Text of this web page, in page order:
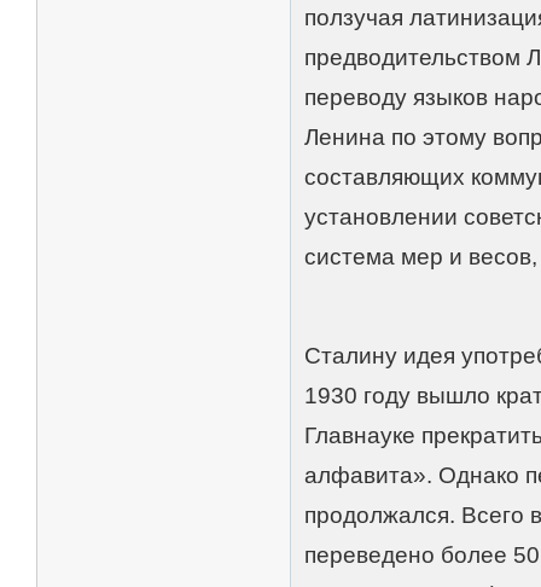
ползучая
предводительством
переводу языков
Ленина по этому
составляющих
установлении
система мер и
Сталину идея
1930 году вышло
Главнауке
алфавита». Однако
продолжался. Всего
переведено более